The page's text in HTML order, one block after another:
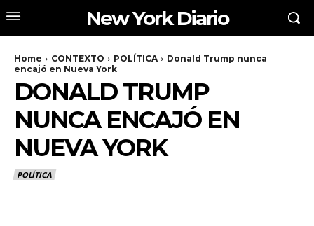
New York Diario
Home CONTEXTO POLÍTICA
Donald Trump nunca
encajó en Nueva York
DONALD TRUMP
NUNCA ENCAJÓ EN
NUEVA YORK
POLÍTICA